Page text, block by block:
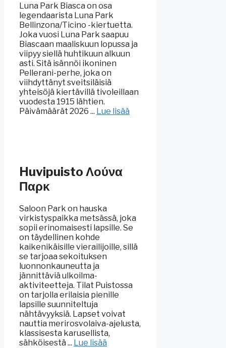
Luna Park Biasca on osa
legendaarista Luna Park
Bellinzona/Ticino -kiertuetta.
Joka vuosi Luna Park saapuu
Biascaan maaliskuun lopussa ja
viipyy siellä huhtikuun alkuun
asti. Sitä isännöi ikoninen
Pellerani-perhe, joka on
viihdyttänyt sveitsiläisiä
yhteisöjä kiertävillä tivoleillaan
vuodesta 1915 lähtien.
Päivämäärät 2026 ... Lue lisää
Huvipuisto Λούνα
Παρκ
Saloon Park on hauska
virkistyspaikka metsässä, joka
sopii erinomaisesti lapsille. Se
on täydellinen kohde
kaikenikäisille vierailijoille, sillä
se tarjoaa sekoituksen
luonnonkauneutta ja
jännittäviä ulkoilma-
aktiviteetteja. Tilat Puistossa
on tarjolla erilaisia pienille
lapsille suunniteltuja
nähtävyyksiä. Lapset voivat
nauttia merirosvolaiva-ajelusta,
klassisesta karusellista,
sähköisestä ... Lue lisää